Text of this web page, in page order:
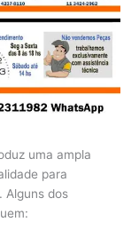
uma ampla
para
Alguns dos